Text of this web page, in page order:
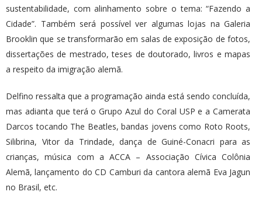
sustentabilidade, com alinhamento sobre o tema: “Fazendo a
Cidade”. Também será possível ver algumas lojas na Galeria
Brooklin que se transformarão em salas de exposição de fotos,
dissertações de mestrado, teses de doutorado, livros e mapas
a respeito da imigração alemã.
Delfino ressalta que a programação ainda está sendo concluída,
mas adianta que terá o Grupo Azul do Coral USP e a Camerata
Darcos tocando The Beatles, bandas jovens como Roto Roots,
Silibrina, Vitor da Trindade, dança de Guiné-Conacri para as
crianças, música com a ACCA – Associação Cívica Colônia
Alemã, lançamento do CD Camburi da cantora alemã Eva Jagun
no Brasil, etc.